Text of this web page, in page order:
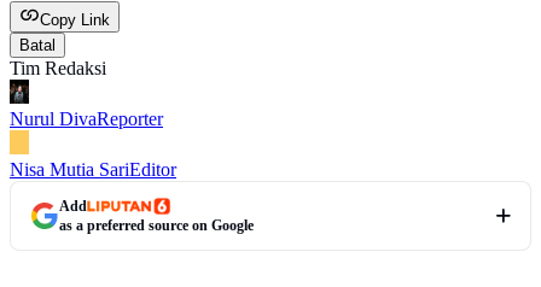
Copy Link
Batal
Tim Redaksi
Nurul DivaReporter
Nisa Mutia SariEditor
Add
as a preferred source on Google